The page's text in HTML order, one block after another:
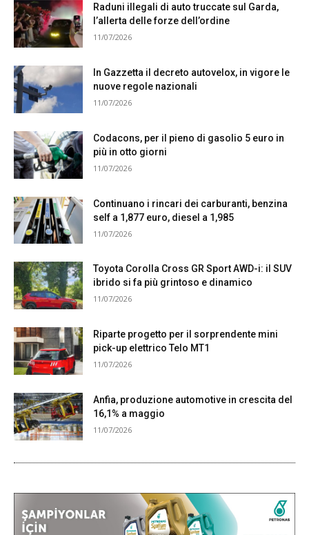
Raduni illegali di auto truccate sul Garda,
l’allerta delle forze dell’ordine
11/07/2026
In Gazzetta il decreto autovelox, in vigore le
nuove regole nazionali
11/07/2026
Codacons, per il pieno di gasolio 5 euro in
più in otto giorni
11/07/2026
Continuano i rincari dei carburanti, benzina
self a 1,877 euro, diesel a 1,985
11/07/2026
Toyota Corolla Cross GR Sport AWD-i: il SUV
ibrido si fa più grintoso e dinamico
11/07/2026
Riparte progetto per il sorprendente mini
pick-up elettrico Telo MT1
11/07/2026
Anfia, produzione automotive in crescita del
16,1% a maggio
11/07/2026